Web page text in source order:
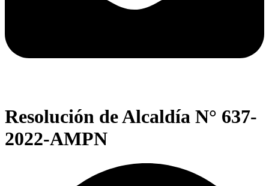
Resolución de Alcaldía N° 637-
2022-AMPN